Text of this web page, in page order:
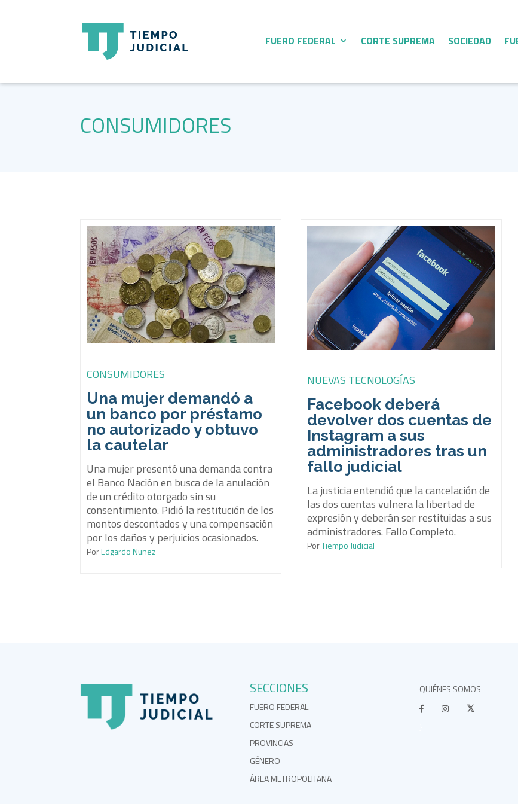
FUERO FEDERAL CORTE SUPREMA SOCIEDAD
CONSUMIDORES
CONSUMIDORES
Una mujer demandó a
un banco por préstamo
no autorizado y obtuvo
la cautelar
Una mujer presentó una demanda contra
el Banco Nación en busca de la anulación
de un crédito otorgado sin su
consentimiento. Pidió la restitución de los
montos descontados y una compensación
por los daños y perjuicios ocasionados.
PorEdgardo Nuñez
NUEVAS TECNOLOGÍAS
Facebook deberá
devolver dos cuentas de
Instagram a sus
administradores tras un
fallo judicial
La justicia entendió que la cancelación de
las dos cuentas vulnera la libertad de
expresión y deberán ser restituidas a sus
administradores. Fallo Completo.
PorTiempo Judicial
SECCIONES
FUERO FEDERAL
CORTE SUPREMA
PROVINCIAS
GÉNERO
ÁREA METROPOLITANA
QUIÉNES SOMOS